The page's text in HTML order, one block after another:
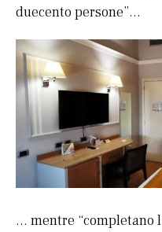
duecento persone”…
… mentre “completano